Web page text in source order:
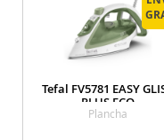
Tefal FV5781 EASY
PLUS ECO
Plancha